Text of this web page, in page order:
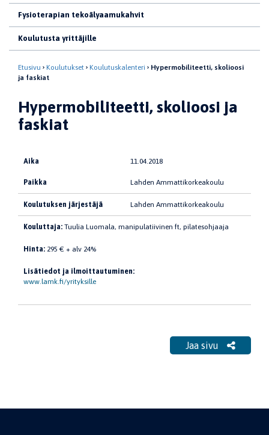
Fysioterapian tekoälyaamukahvit
Koulutusta yrittäjille
Etusivu Koulutukset Koulutuskalenteri
Hypermobiliteetti, skolioosi
ja faskiat
Hypermobiliteetti, skolioosi ja
faskiat
Aika 11.04.2018
Paikka Lahden Ammattikorkeakoulu
Koulutuksen järjestäjä Lahden Ammattikorkeakoulu
Kouluttaja: Tuulia Luomala, manipulatiivinen ft, pilatesohjaaja
Hinta: 295 € + alv 24%
Lisätiedot ja ilmoittautuminen:
www.lamk.fi/yrityksille
Jaa sivu